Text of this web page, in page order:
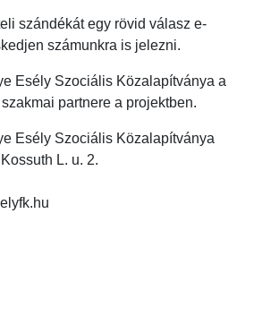
szándékát egy rövid válasz e-
számunkra is jelezni.
Esély Szociális Közalapítványa a
partnere a projektben.
Esély Szociális Közalapítványa
L. u. 2.